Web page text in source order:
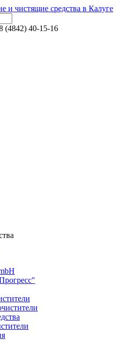
и чистящие средства в Калуге
(4842) 40-15-16